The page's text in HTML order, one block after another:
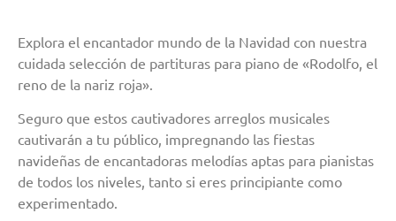
Explora el encantador mundo de la Navidad con nuestra
cuidada selección de partituras para piano de «Rodolfo, el
reno de la nariz roja».
Seguro que estos cautivadores arreglos musicales
cautivarán a tu público, impregnando las fiestas
navideñas de encantadoras melodías aptas para pianistas
de todos los niveles, tanto si eres principiante como
experimentado.